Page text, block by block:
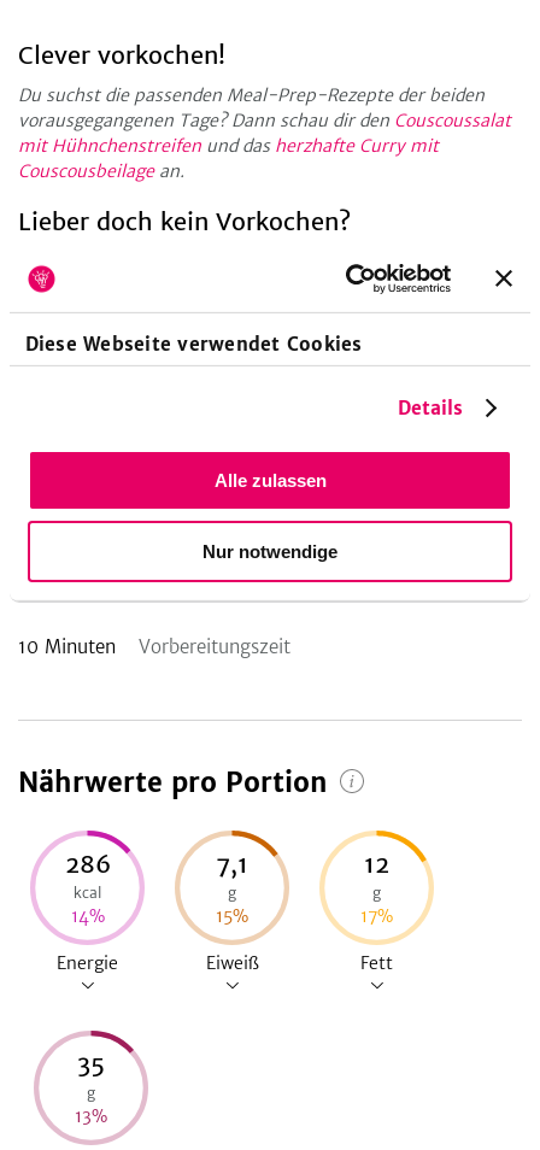
Diese Webseite verwendet Cookies
Details
Alle zulassen
Nur notwendige
Clever vorkochen!
Du suchst die passenden Meal-Prep-Rezepte der beiden
vorausgegangenen Tage? Dann schau dir den Couscoussalat
mit Hühnchenstreifen und das herzhafte Curry mit
Couscousbeilagean.
Lieber doch kein Vorkochen?
Du möchtest das Rezept ohne die dazugehörigen Couscous-
Rezepte kochen? Einzeln findest du das Rezepthier.
Wissenshunger!
, hier haben wir clevere
Und wenn du noch mehr zum Thema Meal-Prep erfahren
Zubereitungsdauer
10 Minuten Vorbereitungszeit
Nährwerte pro Portion
286
kcal
14%
Energie
7,1
g
15%
Eiweiß
12
g
17%
Fett
35
g
13%